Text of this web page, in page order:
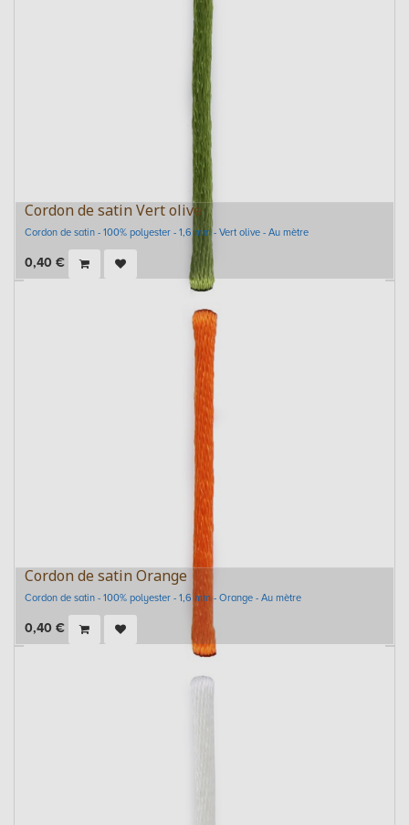
Cordon de satin Vert olive
Cordon de satin - 100% polyester - 1,6 mm - Vert olive - Au mètre
0,40 €
Cordon de satin Orange
Cordon de satin - 100% polyester - 1,6 mm - Orange - Au mètre
0,40 €